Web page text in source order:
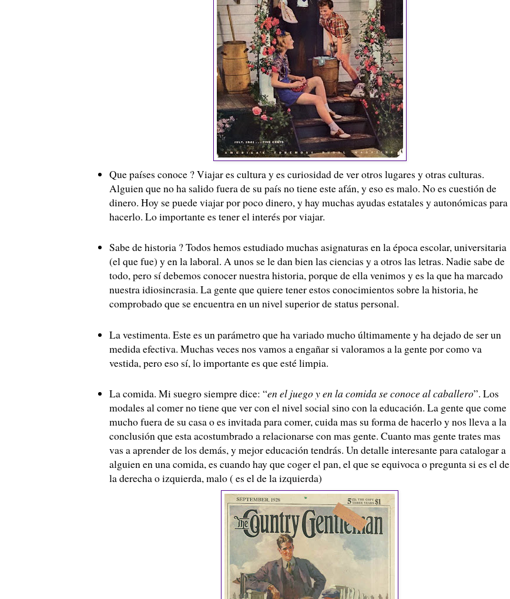
Que países conoce ? Viajar es cultura y es curiosidad de ver otros lugares y otras culturas.
Alguien que no ha salido fuera de su país no tiene este afán, y eso es malo. No es cuestión de
dinero. Hoy se puede viajar por poco dinero, y hay muchas ayudas estatales y autonómicas para
hacerlo. Lo importante es tener el interés por viajar.
Sabe de historia ? Todos hemos estudiado muchas asignaturas en la época escolar, universitaria
(el que fue) y en la laboral. A unos se le dan bien las ciencias y a otros las letras. Nadie sabe de
todo, pero sí debemos conocer nuestra historia, porque de ella venimos y es la que ha marcado
nuestra idiosincrasia. La gente que quiere tener estos conocimientos sobre la historia, he
comprobado que se encuentra en un nivel superior de status personal.
La vestimenta. Este es un parámetro que ha variado mucho últimamente y ha dejado de ser un
medida efectiva. Muchas veces nos vamos a engañar si valoramos a la gente por como va
vestida, pero eso sí, lo importante es que esté limpia.
La comida. Mi suegro siempre dice: “en el juego y en la comida se conoce al caballero”. Los
modales al comer no tiene que ver con el nivel social sino con la educación. La gente que come
mucho fuera de su casa o es invitada para comer, cuida mas su forma de hacerlo y nos lleva a la
conclusión que esta acostumbrado a relacionarse con mas gente. Cuanto mas gente trates mas
vas a aprender de los demás, y mejor educación tendrás. Un detalle interesante para catalogar a
alguien en una comida, es cuando hay que coger el pan, el que se equivoca o pregunta si es el de
la derecha o izquierda, malo ( es el de la izquierda)